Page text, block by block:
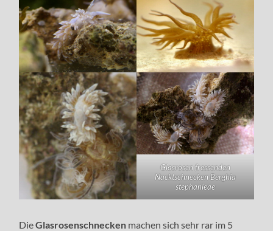
Glasrosen fressenden
Nacktschnecken Berghia
stephanieae
DieGlasrosenschnecken machen sich sehr rar im 5